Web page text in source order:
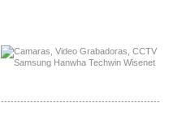
-------------------------------------------------